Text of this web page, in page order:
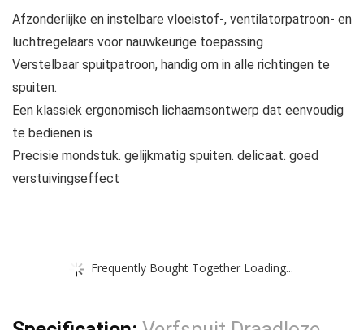
Afzonderlijke en instelbare vloeistof-, ventilatorpatroon- en
luchtregelaars voor nauwkeurige toepassing
Verstelbaar spuitpatroon, handig om in alle richtingen te
spuiten.
Een klassiek ergonomisch lichaamsontwerp dat eenvoudig
te bedienen is
Precisie mondstuk. gelijkmatig spuiten. delicaat. goed
verstuivingseffect
Frequently Bought Together Loading...